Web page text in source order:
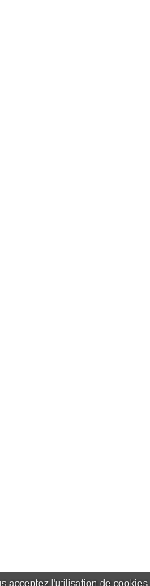
acceptez l'utilisation de